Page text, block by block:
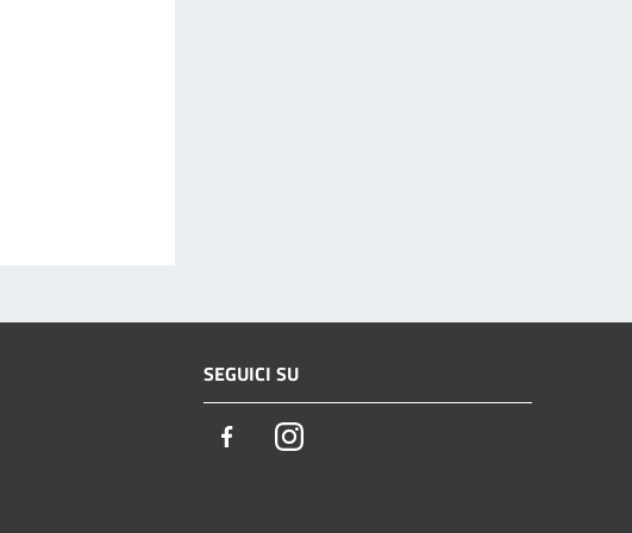
SEGUICI SU
FacebookInstagram